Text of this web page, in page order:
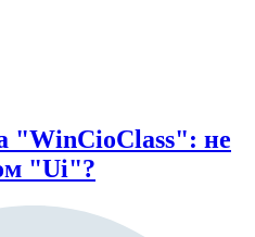
"WinCioClass": не
"Ui"?